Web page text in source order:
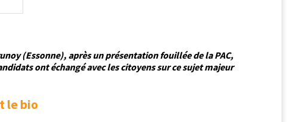
(Essonne), après un présen­ta­tion fouil­lée de la PAC,
ont échangé avec les citoyens sur ce sujet majeur
le bio